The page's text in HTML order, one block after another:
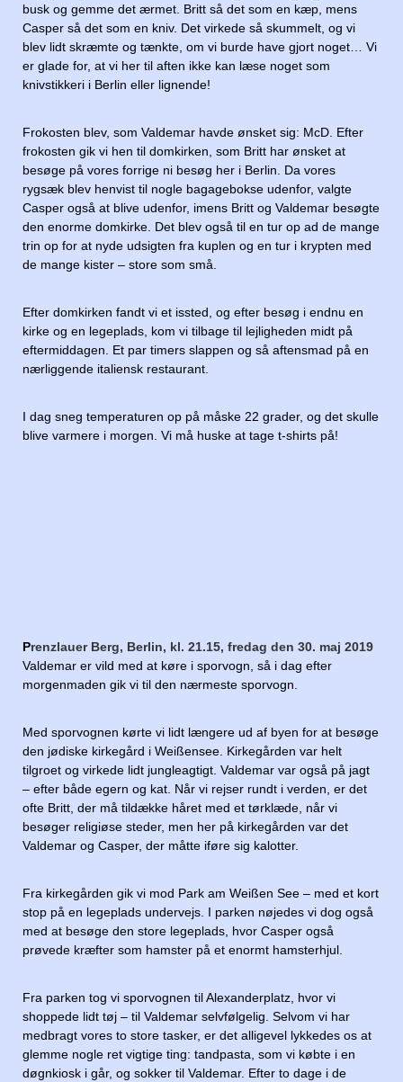
busk og gemme det ærmet. Britt så det som en kæp, mens
Casper så det som en kniv. Det virkede så skummelt, og vi
blev lidt skræmte og tænkte, om vi burde have gjort noget… Vi
er glade for, at vi her til aften ikke kan læse noget som
knivstikkeri i Berlin eller lignende!
Frokosten blev, som Valdemar havde ønsket sig: McD. Efter
frokosten gik vi hen til domkirken, som Britt har ønsket at
besøge på vores forrige ni besøg her i Berlin. Da vores
rygsæk blev henvist til nogle bagagebokse udenfor, valgte
Casper også at blive udenfor, imens Britt og Valdemar besøgte
den enorme domkirke. Det blev også til en tur op ad de mange
trin op for at nyde udsigten fra kuplen og en tur i krypten med
de mange kister – store som små.
Efter domkirken fandt vi et issted, og efter besøg i endnu en
kirke og en legeplads, kom vi tilbage til lejligheden midt på
eftermiddagen. Et par timers slappen og så aftensmad på en
nærliggende italiensk restaurant.
I dag sneg temperaturen op på måske 22 grader, og det skulle
blive varmere i morgen. Vi må huske at tage t-shirts på!
Prenzlauer Berg, Berlin, kl. 21.15, fredag den 30. maj 2019
Valdemar er vild med at køre i sporvogn, så i dag efter
morgenmaden gik vi til den nærmeste sporvogn.
Med sporvognen kørte vi lidt længere ud af byen for at besøge
den jødiske kirkegård i Weißensee. Kirkegården var helt
tilgroet og virkede lidt jungleagtigt. Valdemar var også på jagt
– efter både egern og kat. Når vi rejser rundt i verden, er det
ofte Britt, der må tildække håret med et tørklæde, når vi
besøger religiøse steder, men her på kirkegården var det
Valdemar og Casper, der måtte iføre sig kalotter.
Fra kirkegården gik vi mod Park am Weißen See – med et kort
stop på en legeplads undervejs. I parken nøjedes vi dog også
med at besøge den store legeplads, hvor Casper også
prøvede kræfter som hamster på et enormt hamsterhjul.
Fra parken tog vi sporvognen til Alexanderplatz, hvor vi
shoppede lidt tøj – til Valdemar selvfølgelig. Selvom vi har
medbragt vores to store tasker, er det alligevel lykkedes os at
glemme nogle ret vigtige ting: tandpasta, som vi købte i en
døgnkiosk i går, og sokker til Valdemar. Efter to dage i de